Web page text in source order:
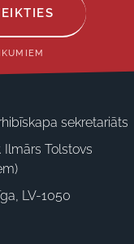
sekretariāts
Ilmārs Tolstovs
LV-1050